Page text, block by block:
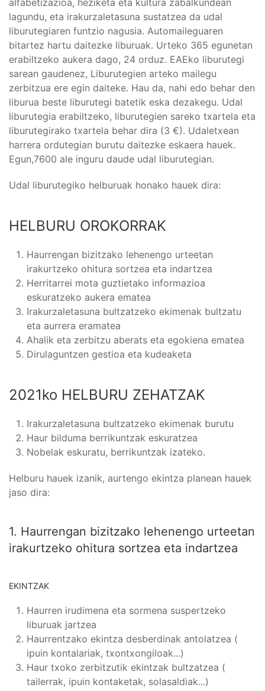
alfabetizazioa, heziketa eta kultura zabalkundean
lagundu, eta irakurzaletasuna sustatzea da udal
liburutegiaren funtzio nagusia. Automaileguaren
bitartez hartu daitezke liburuak. Urteko 365 egunetan
erabiltzeko aukera dago, 24 orduz. EAEko liburutegi
sarean gaudenez, Liburutegien arteko mailegu
zerbitzua ere egin daiteke. Hau da, nahi edo behar den
liburua beste liburutegi batetik eska dezakegu. Udal
liburutegia erabiltzeko, liburutegien sareko txartela eta
liburutegirako txartela behar dira (3 €). Udaletxean
harrera ordutegian burutu daitezke eskaera hauek.
Egun,7600 ale inguru daude udal liburutegian.
Udal liburutegiko helburuak honako hauek dira:
HELBURU OROKORRAK
Haurrengan bizitzako lehenengo urteetan
irakurtzeko ohitura sortzea eta indartzea
Herritarrei mota guztietako informazioa
eskuratzeko aukera ematea
Irakurzaletasuna bultzatzeko ekimenak bultzatu
eta aurrera eramatea
Ahalik eta zerbitzu aberats eta egokiena ematea
Dirulaguntzen gestioa eta kudeaketa
2021ko HELBURU ZEHATZAK
Irakurzaletasuna bultzatzeko ekimenak burutu
Haur bilduma berrikuntzak eskuratzea
Nobelak eskuratu, berrikuntzak izateko.
Helburu hauek izanik, aurtengo ekintza planean hauek
jaso dira:
1. Haurrengan bizitzako lehenengo urteetan
irakurtzeko ohitura sortzea eta indartzea
EKINTZAK
Haurren irudimena eta sormena suspertzeko
liburuak jartzea
Haurrentzako ekintza desberdinak antolatzea (
ipuin kontalariak, txontxongiloak...)
Haur txoko zerbitzutik ekintzak bultzatzea (
tailerrak, ipuin kontaketak, solasaldiak...)